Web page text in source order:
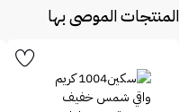
المنتجات الموصى بها